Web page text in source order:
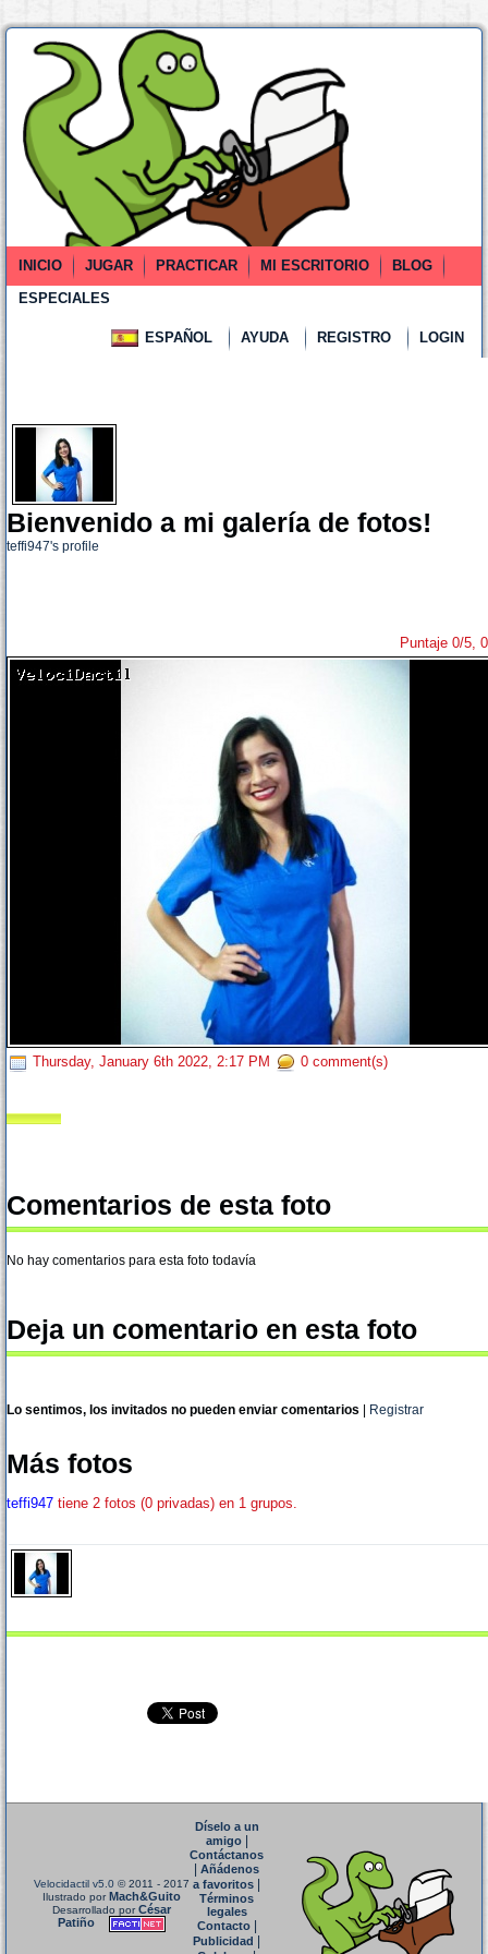
INICIO JUGAR PRACTICAR MI ESCRITORIO
BLOG
ESPECIALES
ESPAÑOL AYUDA REGISTRO LOGIN
Bienvenido a mi galería de fotos!
teffi947's profile
Puntaje 0/5,
Thursday, January 6th 2022, 2:17 PM 0 comment(s)
Comentarios de esta foto
No hay comentarios para esta foto todavía
Deja un comentario en esta foto
Lo sentimos, los invitados no pueden enviar comentarios Registrar
Más fotos
teffi947 tiene 2 fotos (0 privadas) en 1 grupos.
Velocidactil v5.0 © 2011 - 2017
Ilustrado porMach&Guito
Desarrollado porCésar
Patiño
Díselo a un
amigo|
Contáctanos
Añádenos
a favoritos
Términos
legales
Contacto|
Publicidad